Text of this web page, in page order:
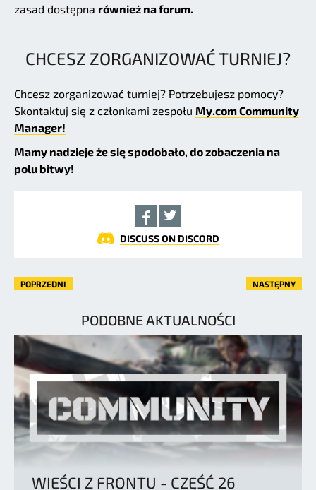
zasad dostępna również na forum.
CHCESZ ZORGANIZOWAĆ TURNIEJ?
Chcesz zorganizować turniej? Potrzebujesz pomocy?
Skontaktuj się z członkami zespołu My.com Community
Manager!
Mamy nadzieje że się spodobało, do zobaczenia na
polu bitwy!
DISCUSS ON DISCORD
POPRZEDNI NASTĘPNY
PODOBNE AKTUALNOŚCI
WIEŚCI Z FRONTU - CZĘŚĆ 26